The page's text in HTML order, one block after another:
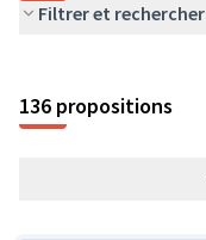
Filtrer et rechercher
136 propositions